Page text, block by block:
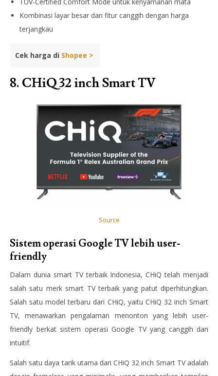
TUV-Certified Comfort Mode untuk kenyamanan mata
Kombinasi layar besar dan fitur canggih dengan harga
terjangkau
Cek harga di Shopee >
8. CHiQ 32 inch Smart TV
Source
Sistem operasi Google TV lebih user-
friendly
Dalam dunia smart TV terbaik Indonesia, CHiQ telah menjadi
salah satu merk smart TV terbaik yang patut diperhitungkan.
Salah satu model terbaru dari CHiQ, yaitu CHiQ 32 inch Smart
TV, menawarkan pengalaman menonton yang lebih user-
friendly berkat sistem operasi Google TV yang canggih dan
intuitif.
Salah satu daya tarik utama dari CHiQ 32 inch Smart TV adalah